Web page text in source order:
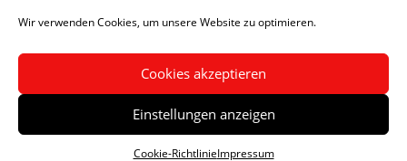
Wir verwenden Cookies, um unsere Website zu optimieren.
Cookies akzeptieren
Einstellungen anzeigen
Cookie-RichtlinieImpressum
Kontakt
Impressum